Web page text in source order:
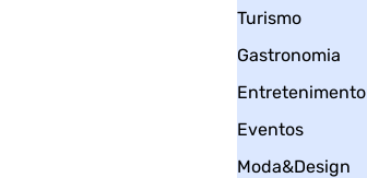
Turismo
Gastronomia
Entretenimento
Eventos
Moda&Design